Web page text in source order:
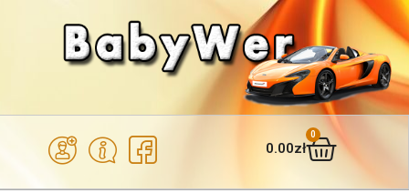
0.00zł
0
Wózek